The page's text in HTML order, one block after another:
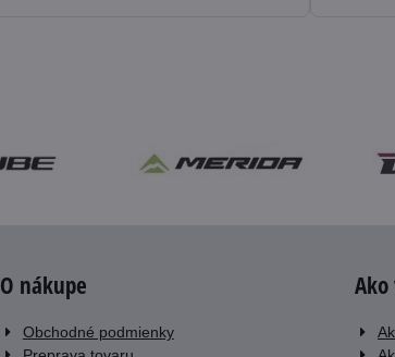
O nákupe
Obchodné podmienky